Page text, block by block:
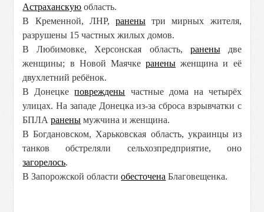
Астраханскую область.
В Кременной, ЛНР, ранены три мирных жителя,
разрушены 15 частных жилых домов.
В Любимовке, Херсонская область, раненыдве
женщины; в Новой Маячкеранены женщина и её
двухлетний ребёнок.
В Донецкеповреждены частные дома на четырёх
улицах. На западе Донецка из-за сброса взрывчатки с
БПЛАранены мужчина и женщина.
В Богдановском, Харьковская область, украинцы из
танков обстреляли сельхозпредприятие, оно
загорелось.
В Запорожской областиобесточена Благовещенка.